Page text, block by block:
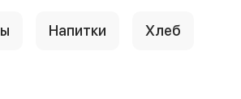
Напитки Хлеб